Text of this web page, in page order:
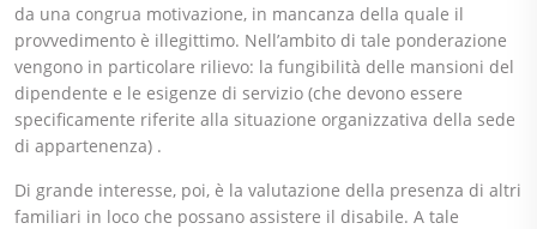
da una congrua motivazione, in mancanza della quale il
provvedimento è illegittimo. Nell’ambito di tale ponderazione
vengono in particolare rilievo: la fungibilità delle mansioni del
dipendente e le esigenze di servizio (che devono essere
specificamente riferite alla situazione organizzativa della sede
di appartenenza) .
Di grande interesse, poi, è la valutazione della presenza di altri
familiari in loco che possano assistere il disabile. A tale